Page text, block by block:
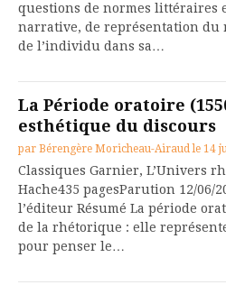
questions de normes littéraires
narrative, de représentation du
de l’individu dans sa…
La Période oratoire
esthétique du discours
par Bérengère Moricheau-Airaud le 14
Classiques Garnier, L’Univers
Hache435 pagesParution 12/06/
l’éditeur Résumé La période
de la rhétorique : elle
pour penser le…